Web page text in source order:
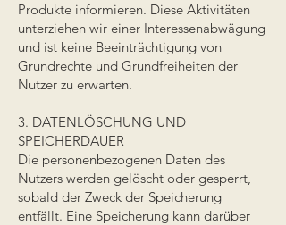
Produkte informieren. Diese Aktivitäten
unterziehen wir einer Interessenabwägung
und ist keine Beeinträchtigung von
Grundrechte und Grundfreiheiten der
Nutzer zu erwarten.
3. DATENLÖSCHUNG UND
SPEICHERDAUER
Die personenbezogenen Daten des
Nutzers werden gelöscht oder gesperrt,
sobald der Zweck der Speicherung
entfällt. Eine Speicherung kann darüber